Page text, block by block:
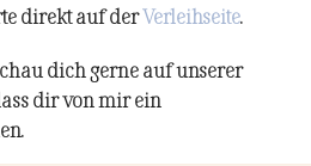
direkt auf derVerleihseite.
dich gerne auf unserer
dir von mir ein